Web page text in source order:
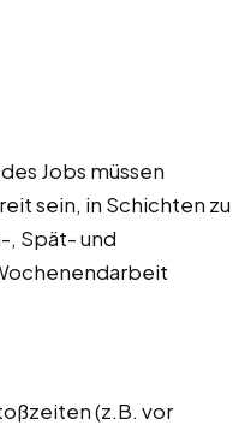
Jobs müssen
sein, in Schichten zu
, Spät- und
(z.B. vor